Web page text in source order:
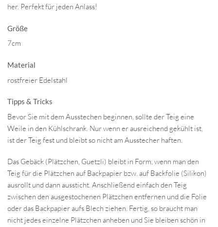
her. Perfekt für jeden Anlass!
Größe
7cm
Material
rostfreier Edelstahl
Tipps & Tricks
Bevor Sie mit dem Ausstechen beginnen, sollte der Teig eine
Weile in den Kühlschrank. Nur wenn er ausreichend gekühlt ist,
ist der Teig fest und bleibt so nicht am Ausstecher haften.
Das Gebäck (Plätzchen, Guetzli) bleibt in Form, wenn man den
Teig für die Plätzchen auf Backpapier bzw. auf Backfolie (Silikon)
ausrollt und dann aussticht. Anschließend einfach den Teig
zwischen den ausgestochenen Plätzchen entfernen und die Folie
oder das Backpapier aufs Blech ziehen. Fertig, so braucht man
nicht jedes einzelne Plätzchen anheben und Sie bleiben schön in